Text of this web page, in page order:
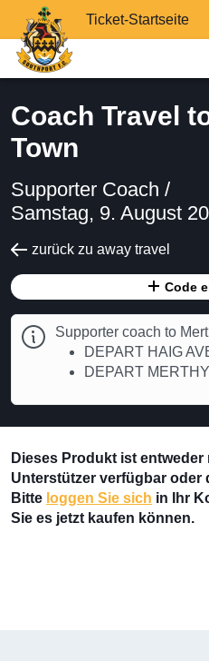
Ticket-Startseite
Coach Travel
Town
Supporter Coach /
Samstag, 9. August
zurück zu away travel
Code
Supporter coach to
DEPART HAIG
DEPART
Dieses Produkt ist
Unterstützer verfügbar oder
Bitte loggen Sie sich in Ihr
Sie es jetzt kaufen können.